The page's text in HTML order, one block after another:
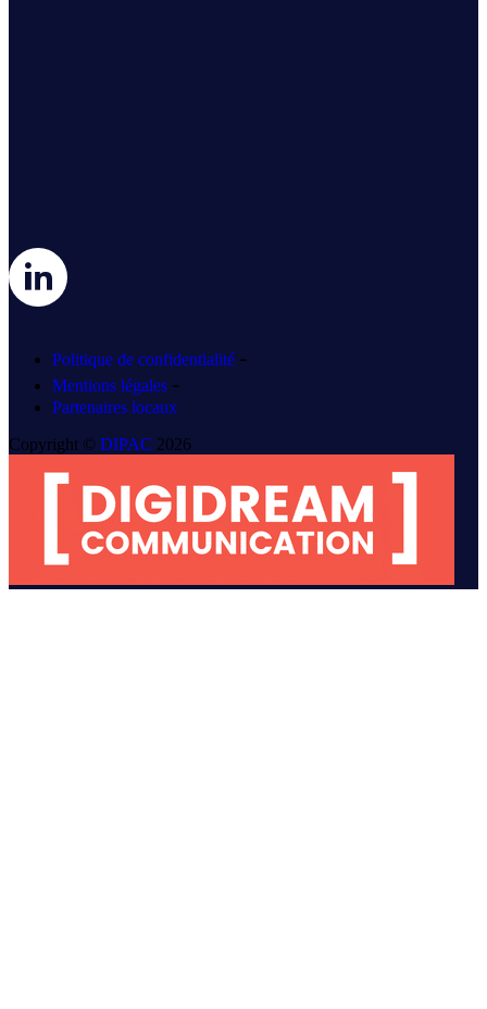
Politique de confidentialité -
Mentions légales -
Partenaires locaux
Copyright © DIPAC 2026